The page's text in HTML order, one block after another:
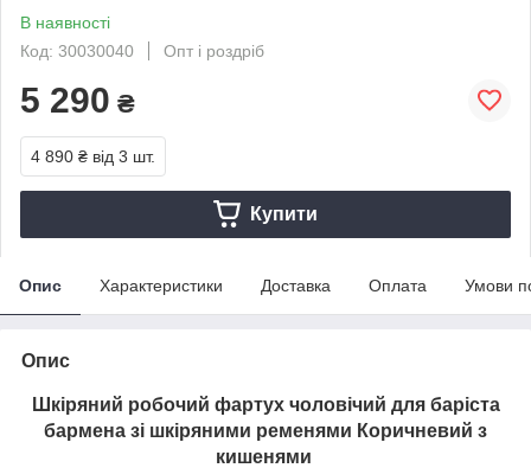
В наявності
Код: 30030040
Опт і роздріб
5 290 ₴
4 890 ₴ від 3 шт.
Купити
Опис Характеристики Доставка Оплата Умови
Опис
Шкіряний робочий фартух чоловічий для баріста
бармена зі шкіряними ременями Коричневий з
кишенями